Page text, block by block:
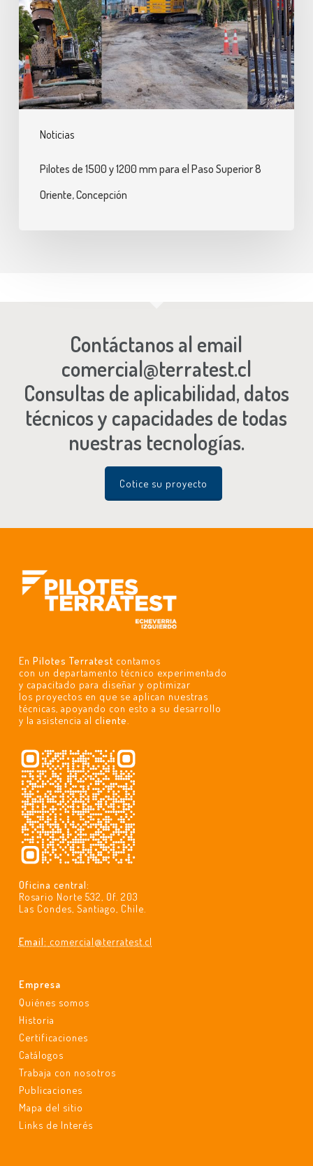
Noticias
1200
mm
para
el
Paso
Oriente,
Pilotes de 1500 y 1200 mm para el Paso Superior 8
Oriente, Concepción
Contáctanos al email
comercial@terratest.cl
Consultas de aplicabilidad, datos
técnicos y capacidades de todas
nuestras tecnologías.
Cotice su proyecto
En Pilotes Terratest contamos
con un departamento técnico experimentado
y capacitado para diseñar y optimizar
los proyectos en que se aplican nuestras
técnicas, apoyando con esto a su desarrollo
y la asistencia al cliente
Oficina central:
Rosario Norte 532, Of. 203
Las Condes, Santiago, Chile.
Email: comercial@terratest.cl
Empresa
Quiénes somos
Historia
Certificaciones
Catálogos
Trabaja con nosotros
Publicaciones
Mapa del sitio
Links de Interés